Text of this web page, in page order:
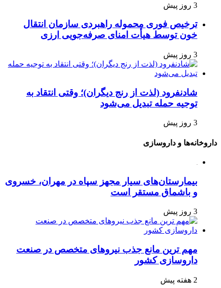
3 روز پیش
ترخیص فوری محموله راهبردی سازمان انتقال
خون توسط هیأت امنای صرفه‌جویی ارزی
3 روز پیش
شادنفرود (لذت از رنج دیگران)؛ وقتی انتقاد به
توجیه حمله تبدیل می‌شود
3 روز پیش
داروخانه‌ها و داروسازی
بیمارستان‌های سیار مجهز سپاه در مهران، خسروی
و باشماق مستقر است
3 روز پیش
مهم ترین مانع جذب نیروهای متخصص در صنعت
داروسازی کشور
2 هفته پیش